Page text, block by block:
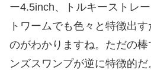
ー4.5inch、トルキーストレ
トワームでも色々と特徴出
のがわかりますね。ただの
ンズスワンプが逆に特徴的だ